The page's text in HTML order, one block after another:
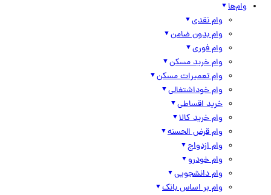
وام‌ها
وام نقدی
وام بدون ضامن
وام فوری
وام خرید مسکن
وام تعمیرات مسکن
وام خوداشتغالی
خرید اقساطی
وام خرید کالا
وام قرض الحسنه
وام ازدواج
وام خودرو
وام دانشجویی
وام بر اساس بانک